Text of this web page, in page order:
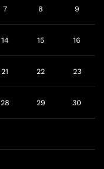
7 8 9
14 15 16
21 22 23
28 29 30